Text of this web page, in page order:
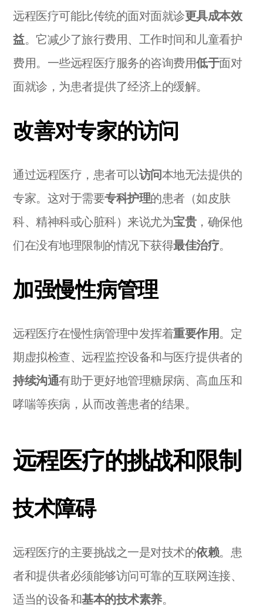
远程医疗可能比传统的面对面就诊更具成本效
益。它减少了旅行费用、工作时间和儿童看护
费用。一些远程医疗服务的咨询费用低于面对
面就诊，为患者提供了经济上的缓解。
改善对专家的访问
通过远程医疗，患者可以访问本地无法提供的
专家。这对于需要专科护理的患者（如皮肤
科、精神科或心脏科）来说尤为宝贵，确保他
们在没有地理限制的情况下获得最佳治疗。
加强慢性病管理
远程医疗在慢性病管理中发挥着重要作用。定
期虚拟检查、远程监控设备和与医疗提供者的
持续沟通有助于更好地管理糖尿病、高血压和
哮喘等疾病，从而改善患者的结果。
远程医疗的挑战和限制
技术障碍
远程医疗的主要挑战之一是对技术的依赖。患
者和提供者必须能够访问可靠的互联网连接、
适当的设备和基本的技术素养。